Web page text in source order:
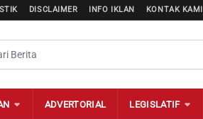
DISCLAIMER INFO IKLAN KONTAK KAMI
ADVERTORIAL LEGISLATIF